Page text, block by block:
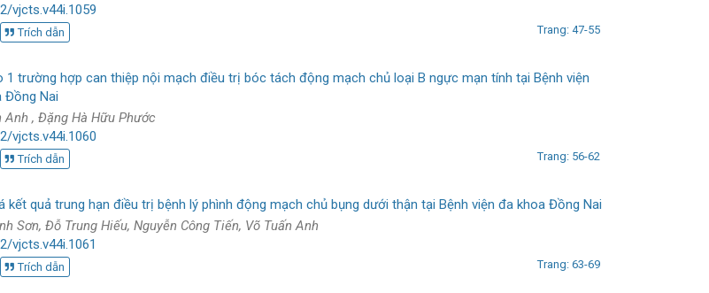
vjcts.v44i.1059
Trích dẫn Trang: 47-55
1 trường hợp can thiệp nội mạch điều trị bóc tách động mạch chủ loại B ngực mạn tính tại Bệnh viện
Đồng Nai
Anh , Đặng Hà Hữu Phước
vjcts.v44i.1060
Trích dẫn Trang: 56-62
kết quả trung hạn điều trị bệnh lý phình động mạch chủ bụng dưới thận tại Bệnh viện đa khoa Đồng Nai
Sơn, Đỗ Trung Hiếu, Nguyễn Công Tiến, Võ Tuấn Anh
vjcts.v44i.1061
Trích dẫn Trang: 63-69